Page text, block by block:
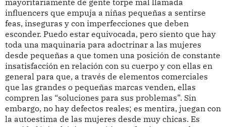
mayoritariamente de gente torpe mal llamada
influencers que empuja a niñas pequeñas a sentirse
feas, inseguras y con imperfecciones que deben
esconder. Puedo estar equivocada, pero siento que hay
toda una maquinaria para adoctrinar a las mujeres
desde pequeñas a que tomen una posición de constante
insatisfacción en relación con su cuerpo y con ellas en
general para que, a través de elementos comerciales
que las grandes o pequeñas marcas venden, ellas
compren las “soluciones para sus problemas”. Sin
embargo, no hay defectos reales; es mentira, juegan con
la autoestima de las mujeres desde muy chicas. Es